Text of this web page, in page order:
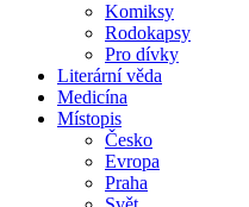
Komiksy
Rodokapsy
Pro dívky
Literární věda
Medicína
Místopis
Česko
Evropa
Praha